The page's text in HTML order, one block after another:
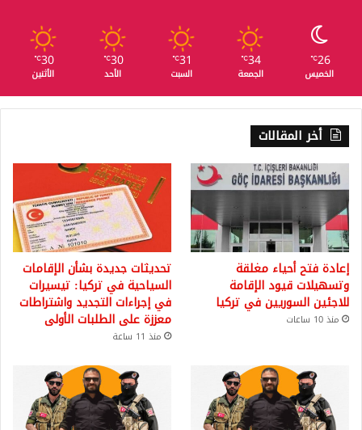
26
℃
الخميس
34
℃
الجمعة
31
℃
السبت
30
℃
الأحد
30
℃
الأثنين
أخر المقالات
إعادة فتح أحياء مغلقة
وتسهيلات قيود الإقامة
للاجئين السوريين في تركيا
منذ 10 ساعات
تحديثات جديدة بشأن الإقامات
السياحية في تركيا: تيسيرات
في إجراءات التجديد واشتراطات
معززة على الطلبات الأولى
منذ 11 ساعة